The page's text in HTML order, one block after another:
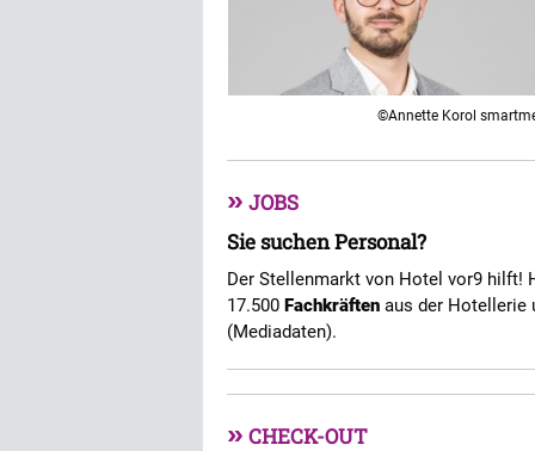
©Annette Korol
» JOBS
Sie suchen Personal?
Der Stellenmarkt von Hotel vor9 hilft!
17.500 Fachkräften aus der Hotellerie
(Mediadaten).
» CHECK-OUT